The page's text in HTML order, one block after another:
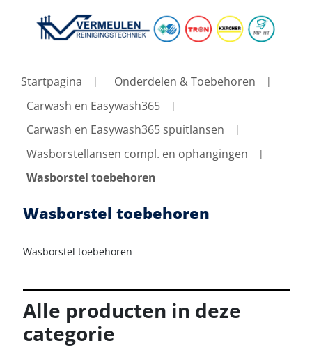
Startpagina
Onderdelen & Toebehoren
Carwash en Easywash365
Carwash en Easywash365 spuitlansen
Wasborstellansen compl. en ophangingen
Wasborstel toebehoren
Wasborstel toebehoren
Wasborstel toebehoren
Alle producten in deze
categorie